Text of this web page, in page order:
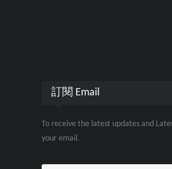
訂閱 Email
To receive the latest updates and
your email.